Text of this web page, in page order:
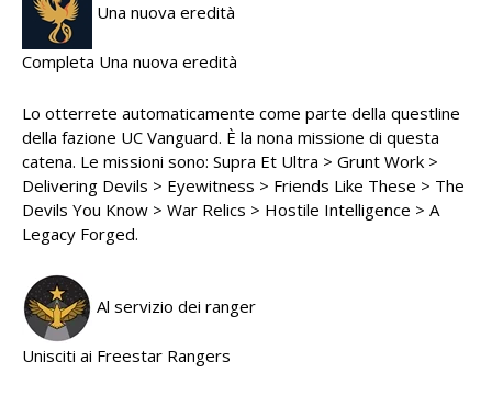
Una nuova eredità
Completa Una nuova eredità
Lo otterrete automaticamente come parte della questline
della fazione UC Vanguard. È la nona missione di questa
catena. Le missioni sono: Supra Et Ultra > Grunt Work >
Delivering Devils > Eyewitness > Friends Like These > The
Devils You Know > War Relics > Hostile Intelligence > A
Legacy Forged.
Al servizio dei ranger
Unisciti ai Freestar Rangers